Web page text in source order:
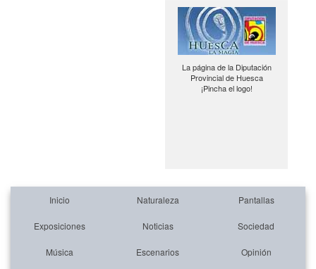
La página de la Diputación
Provincial de Huesca
¡Pincha el logo!
Inicio Naturaleza Pantallas
Exposiciones Noticias Sociedad
Música Escenarios Opinión